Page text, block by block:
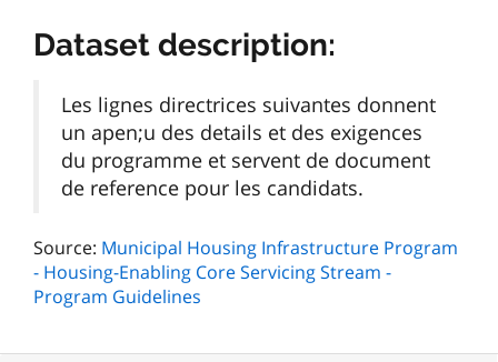
Dataset description:
Les lignes directrices suivantes donnent
un apen;u des details et des exigences
du programme et servent de document
de reference pour les candidats.
Source: Municipal Housing Infrastructure Program
- Housing-Enabling Core Servicing Stream -
Program Guidelines